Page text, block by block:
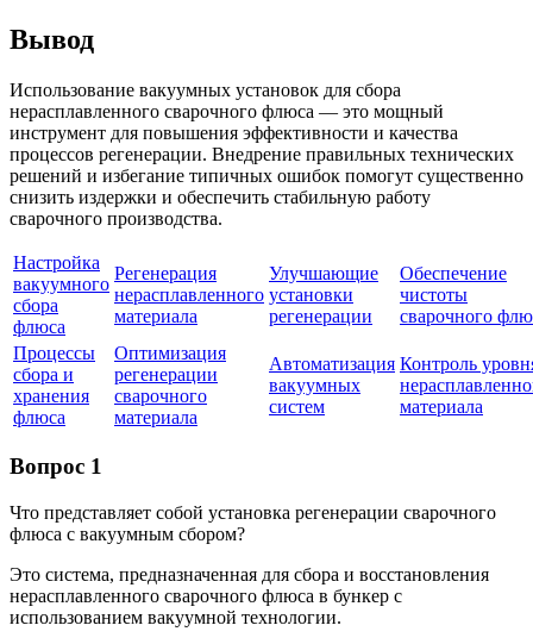
Вывод
Использование вакуумных установок для сбора
нерасплавленного сварочного флюса — это мощный
инструмент для повышения эффективности и качества
процессов регенерации. Внедрение правильных технических
решений и избегание типичных ошибок помогут существенно
снизить издержки и обеспечить стабильную работу
сварочного производства.
Настройка
вакуумного
сбора
флюса
Регенерация
нерасплавленного
материала
Улучшающие
установки
регенерации
Обеспечение
чистоты
сварочного
Процессы
сбора и
хранения
флюса
Оптимизация
регенерации
сварочного
материала
Автоматизация
вакуумных
систем
Контроль
материала
Вопрос 1
Что представляет собой установка регенерации сварочного
флюса с вакуумным сбором?
Это система, предназначенная для сбора и восстановления
нерасплавленного сварочного флюса в бункер с
использованием вакуумной технологии.